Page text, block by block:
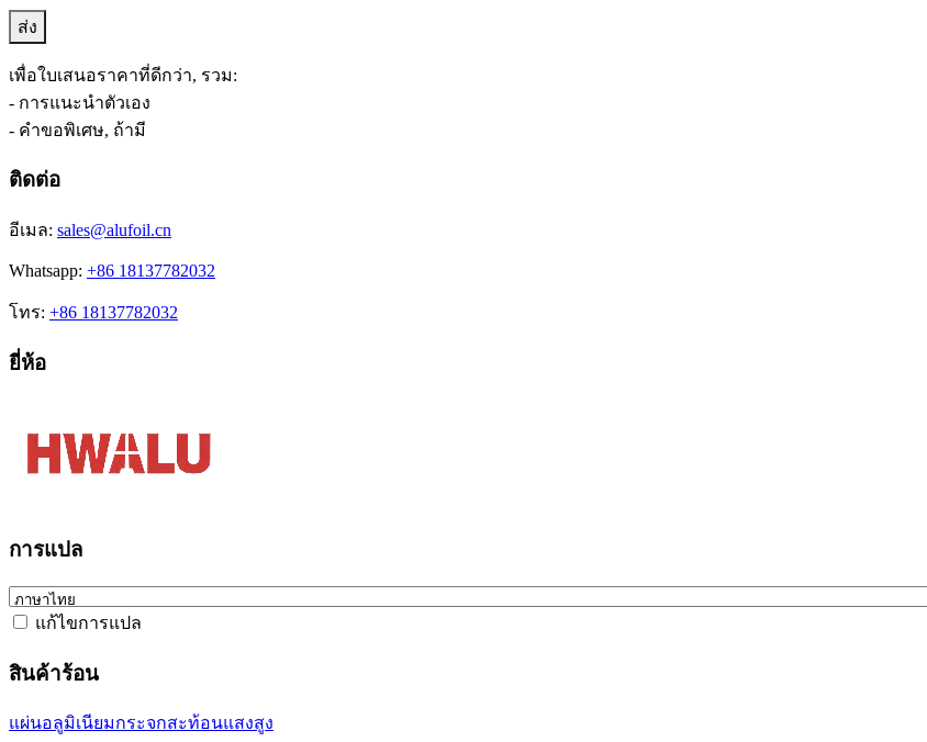
เพื่อใบเสนอราคาที่ดีกว่า, รวม:
- การแนะนำตัวเอง
- คำขอพิเศษ, ถ้ามี
ติดต่อ
อีเมล: sales@alufoil.cn
Whatsapp: +86 18137782032
โทร: +86 18137782032
ยี่ห้อ
การแปล
แก้ไขการแปล
สินค้าร้อน
แผ่นอลูมิเนียมกระจกสะท้อนแสงสูง